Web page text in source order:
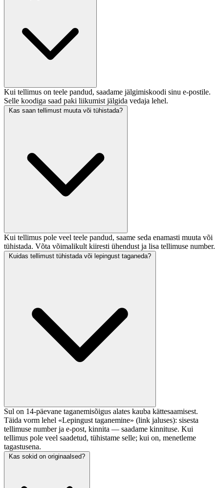
Kui tellimus on teele pandud, saadame jälgimiskoodi sinu e-postile.
Selle koodiga saad paki liikumist jälgida vedaja lehel.
Kas saan tellimust muuta või tühistada?
Kui tellimus pole veel teele pandud, saame seda enamasti muuta või
tühistada. Võta võimalikult kiiresti ühendust ja lisa tellimuse number.
Kuidas tellimust tühistada või lepingust taganeda?
Sul on 14-päevane taganemisõigus alates kauba kättesaamisest.
Täida vorm lehel «Lepingust taganemine» (link jaluses): sisesta
tellimuse number ja e-post, kinnita — saadame kinnituse. Kui
tellimus pole veel saadetud, tühistame selle; kui on, menetleme
tagastusena.
Kas sokid on originaalsed?